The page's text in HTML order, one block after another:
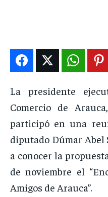
EN VIVO
INSTITUCIONAL
PUATE CON
EN VIVO
INSTITUCIONAL
PUATE CON
EN VIVO
INSTITUCIONAL
PUATE CON NOSOTROS
EN VIVO
INSTITUCIONAL
PUATE CON NOSOTROS
La presidente
Comercio de
participó en una
diputado Dúmar Abel
a conocer la
de noviembre el
Amigos de Arauca”.